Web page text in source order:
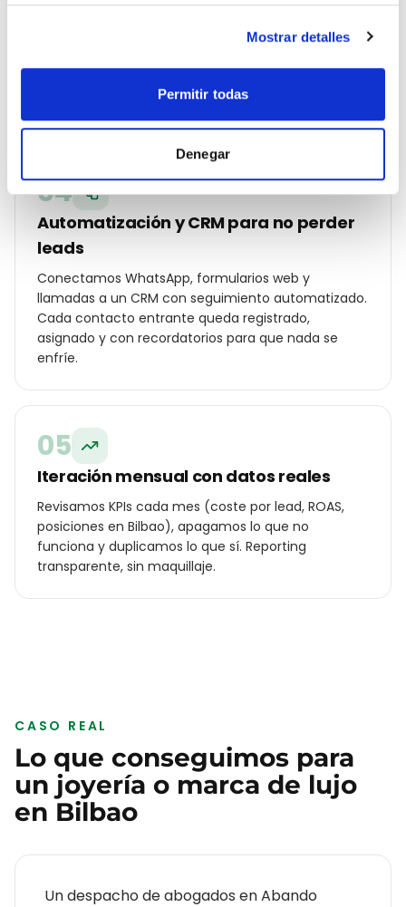
Mostrar detalles
Permitir todas
Denegar
Lanzamos Google Ads por código postal, Meta Ads
con audiencias hipersegmentadas en Bilbao,
optimización on-page y ficha de Google Business
Profile con fotos, posts y reseñas reales.
04
Automatización y CRM para no perder
leads
Conectamos WhatsApp, formularios web y
llamadas a un CRM con seguimiento automatizado.
Cada contacto entrante queda registrado,
asignado y con recordatorios para que nada se
enfríe.
05
Iteración mensual con datos reales
Revisamos KPIs cada mes (coste por lead, ROAS,
posiciones en Bilbao), apagamos lo que no
funciona y duplicamos lo que sí. Reporting
transparente, sin maquillaje.
CASO REAL
Lo que conseguimos para
un joyería o marca de lujo
en Bilbao
Un despacho de abogados en Abando